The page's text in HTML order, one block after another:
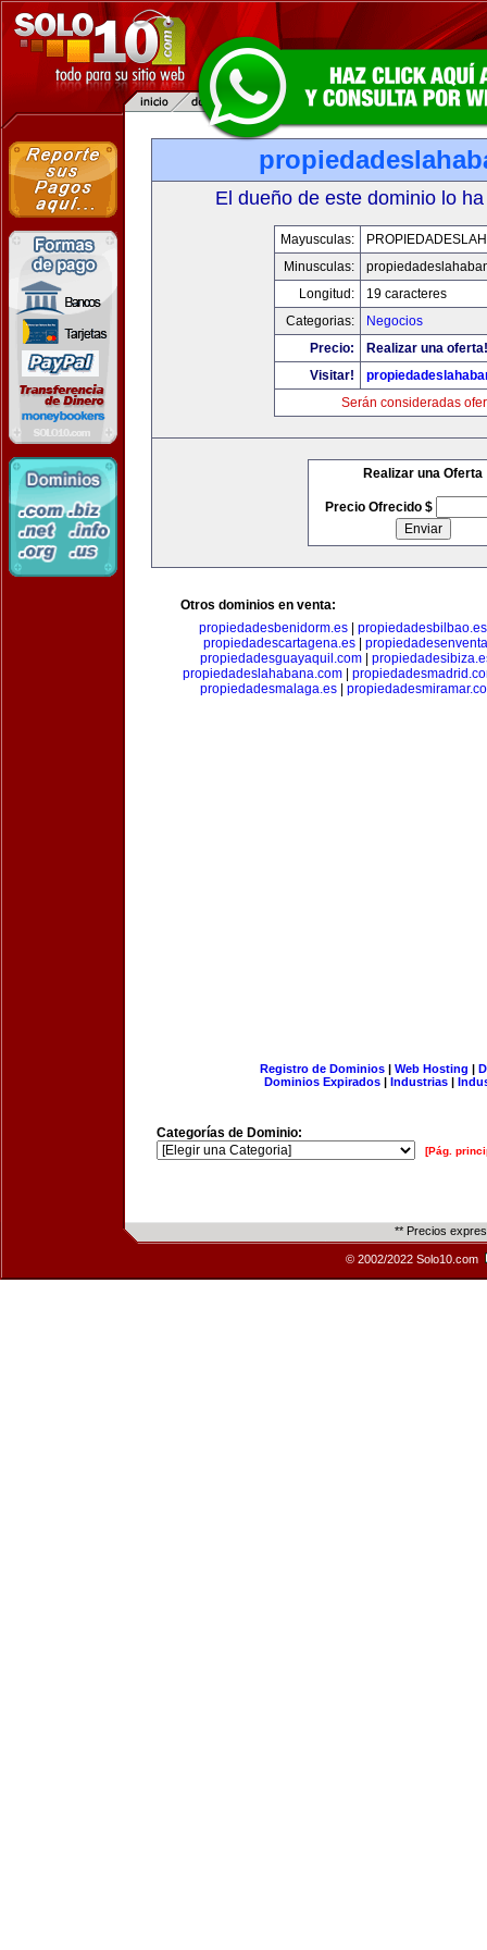
El dueño de este dominio lo
Mayusculas:
Minusculas:
Longitud:
19 caracteres
Categorias:
Negocios
Precio:
Realizar una oferta!
Visitar!
Serán consideradas
Realizar una Oferta
Precio Ofrecido $
Otros dominios en venta:
propiedadesbenidorm.es
propiedadesbilbao.es
propiedadescartagena.es|
propiedadesguayaquil.com
propiedadeslahabana.com|
propiedadesmalaga.es|
Registro de Dominios| Web Hosting |
Dominios Expirados | Industrias |
Categorías de Dominio:
[Pág.
** Precios
© 2002/2022 Solo10.com